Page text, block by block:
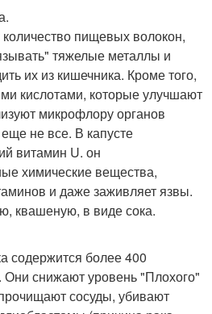
пищевых волокон,
тяжелые металлы и
их из кишечника. Кроме того,
кислотами, которые улучшают
микрофлору органов
не все. В капусте
витамин U. он
химические вещества,
и даже заживляет язвы.
квашеную, в виде сока.
содержится более 400
Они снижают уровень "Плохого"
сосуды, убивают